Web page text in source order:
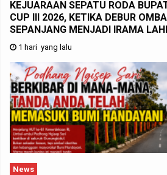
KEJUARAAN SEPATU RODA
CUP III 2026, KETIKA DEBUR
SEPANJANG MENJADI IRAMA
1 hari yang lalu
News